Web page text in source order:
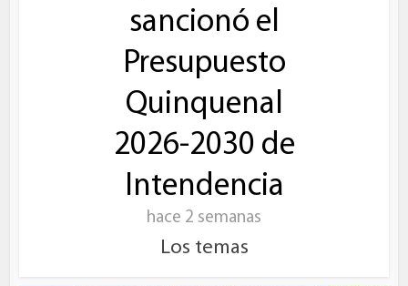
sancionó el
Presupuesto
Quinquenal
2026-2030 de
Intendencia
hace 2 semanas
Los temas